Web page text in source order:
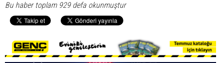
Bu haber toplam 929 defa okunmuştur